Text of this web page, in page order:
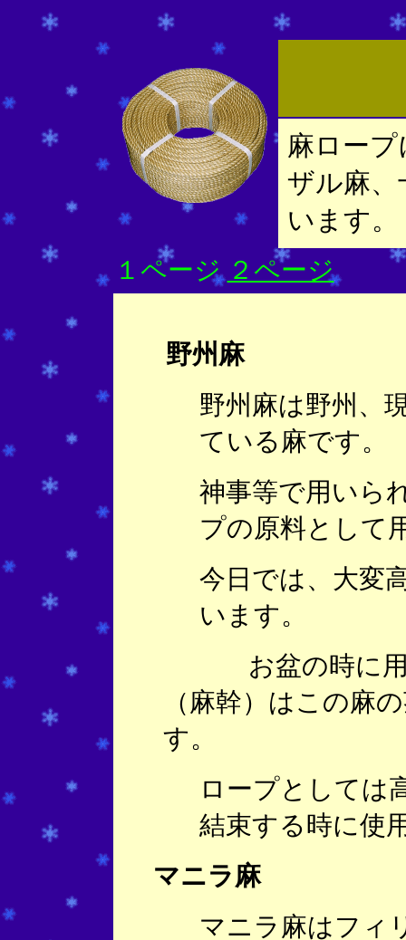
麻ロー
ザル麻、
います。
１ページ ２ページ
野州麻
野州麻は野州、
ている麻です。
神事等で用いら
プの原料として
今日では、大変
います。
お盆の時に用
（麻幹）はこの麻
す。
ロープとしては
結束する時に使
マニラ麻
マニラ麻はフィ